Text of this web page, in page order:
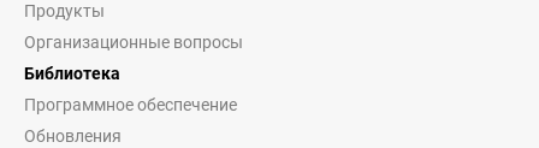
Продукты
Организационные вопросы
Библиотека
Программное обеспечение
Обновления